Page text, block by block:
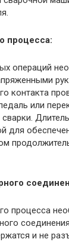
процесса:
операций
контакта
или
для
процесса
и не